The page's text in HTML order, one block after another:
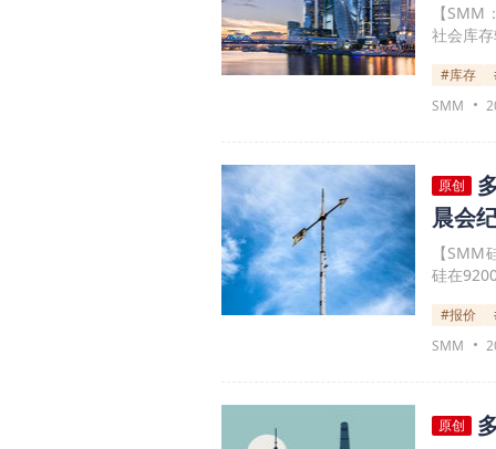
【
社会库
#库存
SMM
原创
晨会
【
硅在
制，工
0.97元/
#报价
SMM
原创